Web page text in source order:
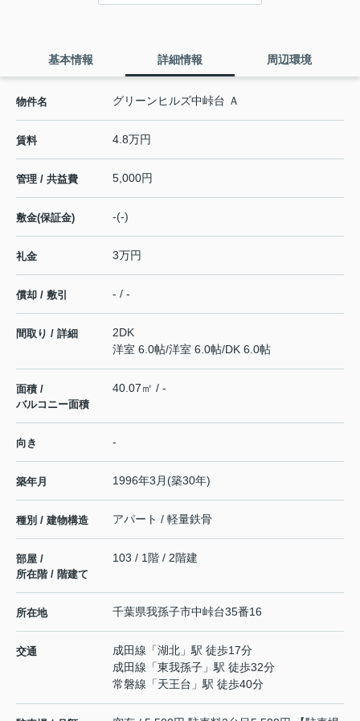
基本情報 詳細情報 周辺環境
物件名 グリーンヒルズ中峠台 Ａ
賃料 4.8万円
管理 / 共益費 5,000円
敷金(保証金) -(-)
礼金 3万円
償却 / 敷引 - / -
間取り / 詳細
2DK
洋室 6.0帖/洋室 6.0帖/DK 6.0帖
面積 /
バルコニー面積
40.07㎡ / -
向き -
築年月 1996年3月(築30年)
種別 / 建物構造 アパート / 軽量鉄骨
部屋 /
所在階 / 階建て
103 / 1階 / 2階建
所在地 千葉県我孫子市中峠台35番16
交通 成田線 「湖北 」駅 徒歩17分
成田線 「東我孫子 」駅 徒歩32分
常磐線 「天王台 」駅 徒歩40分